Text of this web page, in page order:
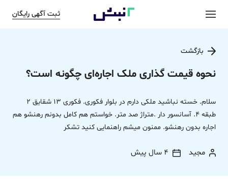
ثبت آگهی رایگان
بازگشت
نحوه قیمت گذاری ملک اجاره‌ای چگونه است؟
سلام. خسته نباشید ملکی دارم در بلوار فکوری. فکوری 13 شقایق 2
طبقه 4. آسانسور دار .متراژ صد متر. خواستم هم کامل بدونم رهنشو هم
اجاره بدون رهنشو. ممنون میشم راهنمایی کنید تشکر
مجید 4 سال پیش